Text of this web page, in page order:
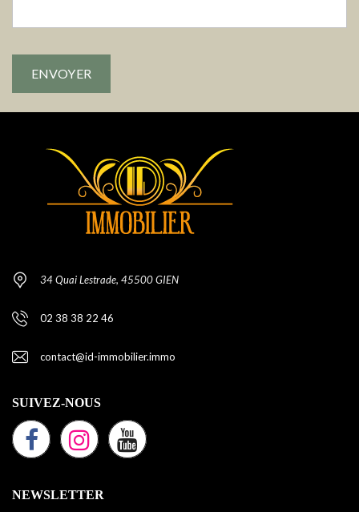
34 Quai Lestrade, 45500 GIEN
02 38 38 22 46
contact@id-immobilier.immo
SUIVEZ-NOUS
NEWSLETTER